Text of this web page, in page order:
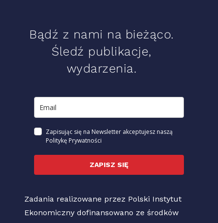
Bądź z nami na bieżąco.
Śledź publikacje,
wydarzenia.
Zapisując się na Newsletter akceptujesz naszą
Politykę Prywatności
ZAPISZ SIĘ
Zadania realizowane przez Polski Instytut
Ekonomiczny dofinansowano ze środków